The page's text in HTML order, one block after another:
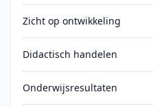
Zicht op ontwikkeling
Didactisch handelen
Onderwijsresultaten